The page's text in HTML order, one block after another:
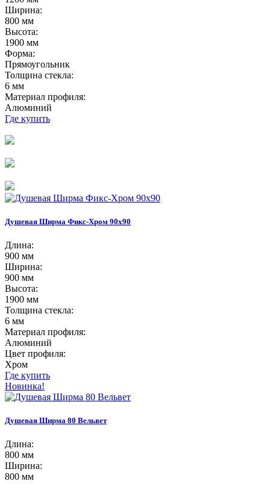
Ширина:
800 мм
Высота:
1900 мм
Форма:
Прямоугольник
Толщина стекла:
6 мм
Материал профиля:
Алюминий
Где купить
Душевая Ширма Фикс-Хром 90х90
Длина:
900 мм
Ширина:
900 мм
Высота:
1900 мм
Толщина стекла:
6 мм
Материал профиля:
Алюминий
Цвет профиля:
Хром
Где купить
Новинка!
Душевая Ширма 80 Вельвет
Длина:
800 мм
Ширина:
800 мм